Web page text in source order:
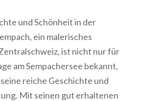
und Schönheit in der
ein malerisches
ist nicht nur für
am Sempachersee bekannt,
reiche Geschichte und
Mit seinen gut erhaltenen